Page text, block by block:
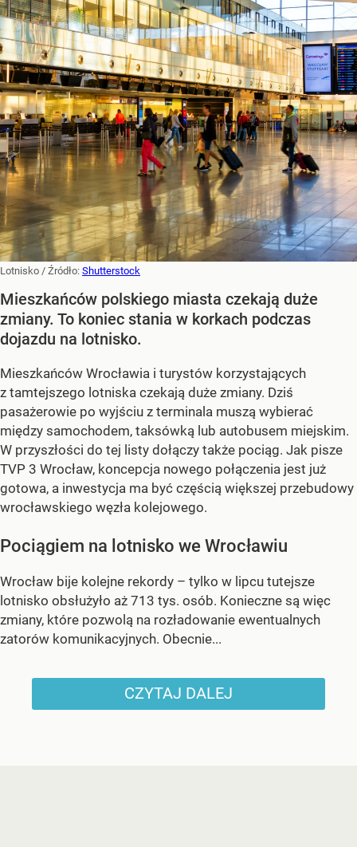
Lotnisko / Źródło: Shutterstock
Mieszkańców polskiego miasta czekają duże
zmiany. To koniec stania w korkach podczas
dojazdu na lotnisko.
Mieszkańców Wrocławia i turystów korzystających
z tamtejszego lotniska czekają duże zmiany. Dziś
pasażerowie po wyjściu z terminala muszą wybierać
między samochodem, taksówką lub autobusem miejskim.
W przyszłości do tej listy dołączy także pociąg. Jak pisze
TVP 3 Wrocław, koncepcja nowego połączenia jest już
gotowa, a inwestycja ma być częścią większej przebudowy
wrocławskiego węzła kolejowego.
Pociągiem na lotnisko we Wrocławiu
Wrocław bije kolejne rekordy – tylko w lipcu tutejsze
lotnisko obsłużyło aż 713 tys. osób. Konieczne są więc
zmiany, które pozwolą na rozładowanie ewentualnych
zatorów komunikacyjnych. Obecnie...
CZYTAJ DALEJ